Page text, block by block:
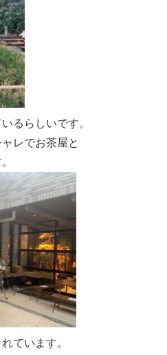
るらしいです。
レでお茶屋と
ています。